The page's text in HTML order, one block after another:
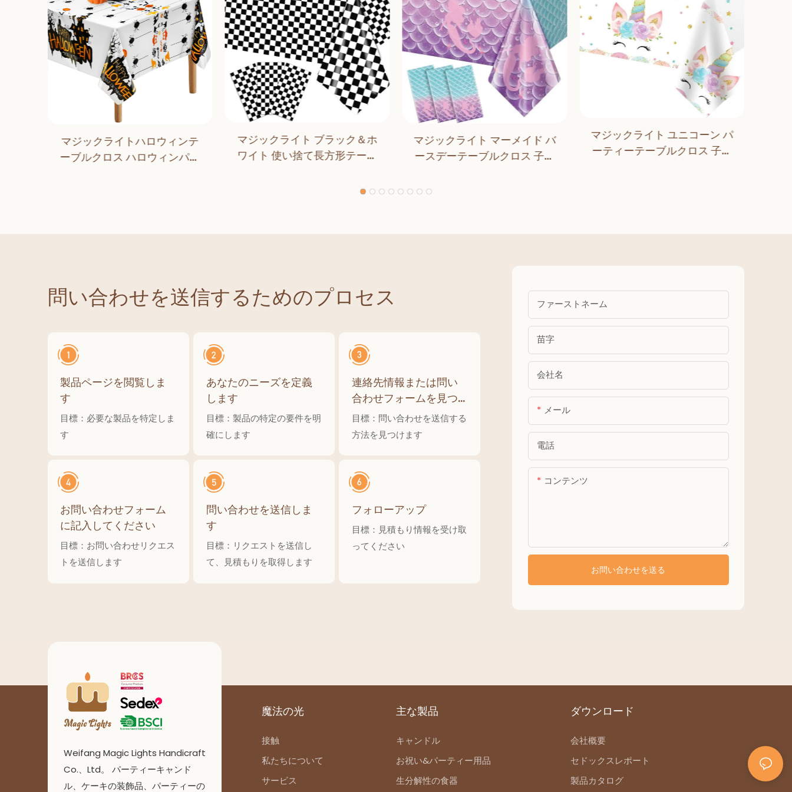
マジックライトハロウィンテ
ーブルクロス ハロウィンパー
マジックライト ブラック＆ホ
ワイト 使い捨て長方形テーブ
ーティー クラシックチェッカ
マジックライト マーメイド バ
ースデーテーブルクロス 子供
マジックライト ユニコーン パ
ーティーテーブルクロス 子供
問い合わせを送信するためのプロセス
製品ページを閲覧しま
す
目標：必要な製品を特定しま
す
あなたのニーズを定義
します
目標：製品の特定の要件を明
確にします
連絡先情報または問い
合わせフォームを見つ
けます
目標：問い合わせを送信する
方法を見つけます
お問い合わせフォーム
に記入してください
目標：お問い合わせリクエス
トを送信します
問い合わせを送信しま
す
目標：リクエストを送信し
て、見積もりを取得します
フォローアップ
目標：見積もり情報を受け取
ってください
ファーストネーム
苗字
会社名
メール
電話
コンテンツ
お問い合わせを送る
Weifang Magic Lights Handicraft
Co.、Ltd。 パーティーキャンド
ル、ケーキの装飾品、パーティーの
魔法の光
接触
私たちについて
サービス
主な製品
キャンドル
お祝い&パーティー用品
生分解性の食器
ダウンロード
会社概要
セドックスレポート
製品カタログ